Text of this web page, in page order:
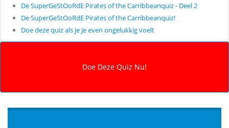
De SuperGeStOoRdE Pirates of the Carribbeanquiz - Deel 2
De SuperGeStOoRdE Pirates of the Carribbeanquiz!
Doe deze quiz als je je even ongelukkig voelt